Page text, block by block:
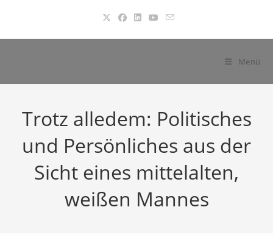
springen
Menü
Trotz alledem: Politisches
und Persönliches aus der
Sicht eines mittelalten,
weißen Mannes